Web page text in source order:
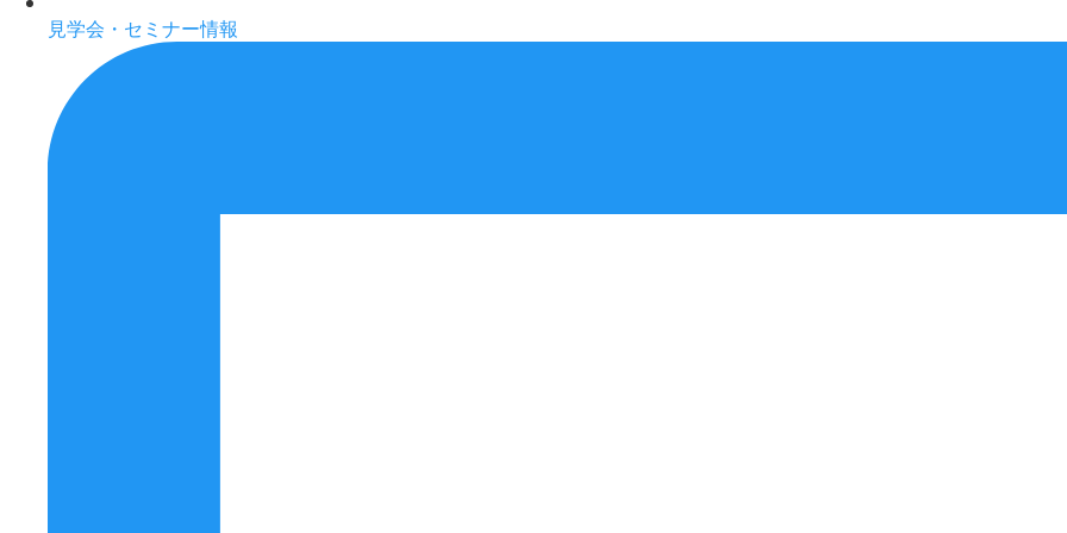
見学会・セミナー情報